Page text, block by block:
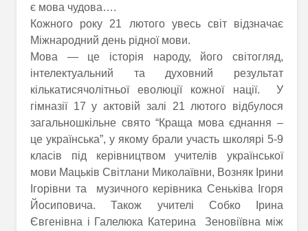
є мова чудова….
Кожного року 21 лютого увесь світ відзначає
Міжнародний день рідної мови.
Мова — це історія народу, його світогляд,
інтелектуальний та духовний результат
кількатисячолітньої еволюції кожної нації. У
гімназії 17 у актовій залі 21 лютого відбулося
загальношкільне свято “Краща мова єднання –
це українська”, у якому брали участь школярі 5-9
класів під керівництвом учителів української
мови Мацьків Світлани Миколаївни, Возняк Ірини
Ігорівни та музичного керівника Сеньківа Ігоря
Йосиповича. Також учителі Собко Ірина
Євгенівна і Галелюка Катерина Зеновіївна між